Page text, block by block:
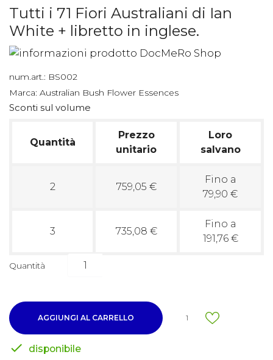
Tutti i 71 Fiori Australiani di Ian
White + libretto in inglese.
num.art.: BS002
Marca: Australian Bush Flower Essences
Sconti sul volume
Quantità
Prezzo
unitario
Loro
salvano
2 759,05 €
Fino a
79,90 €
3 735,08 €
Fino a
191,76 €
Quantità
AGGIUNGI AL CARRELLO 1
 disponibile